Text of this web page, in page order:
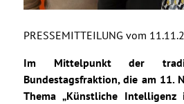
PRESSEMITTEILUNG vom
Im Mittelpunkt der
Bundestagsfraktion, die am 11.
Thema „Künstliche